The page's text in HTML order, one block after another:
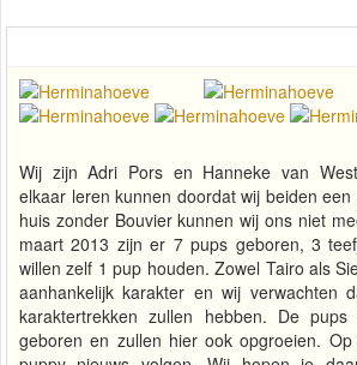
Wij zijn Adri Pors en Hanneke van
elkaar leren kunnen doordat wij beiden
huis zonder Bouvier kunnen wij ons niet
maart 2013 zijn er 7 pups geboren, 3
willen zelf 1 pup houden. Zowel Tairo als
aanhankelijk karakter en wij verwachten
karaktertrekken zullen hebben. De
geboren en zullen hier ook opgroeien.